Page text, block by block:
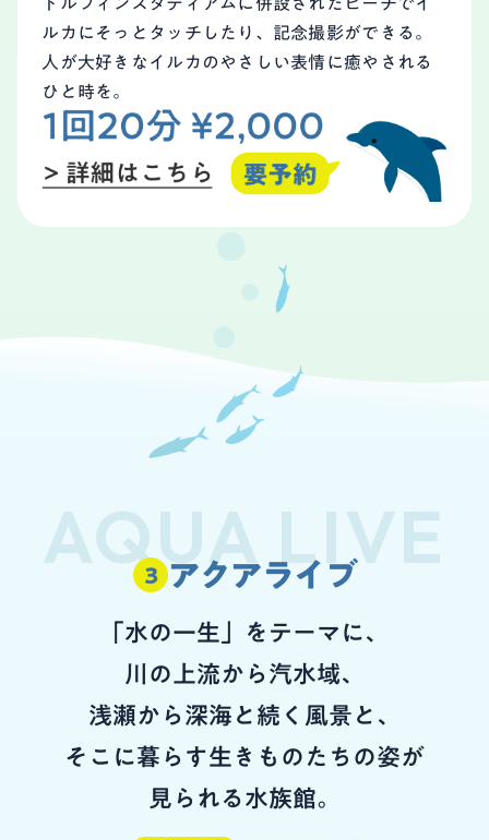
ルカにそっとタッチしたり、記念撮影ができる。
人が大好きなイルカのやさしい表情に癒やされる
ひと時を。
AQUA LIVE
アクアライブ
「水の一生」をテーマに、
川の上流から汽水域、
浅瀬から深海と続く風景と、
そこに暮らす生きものたちの姿が
見られる水族館。